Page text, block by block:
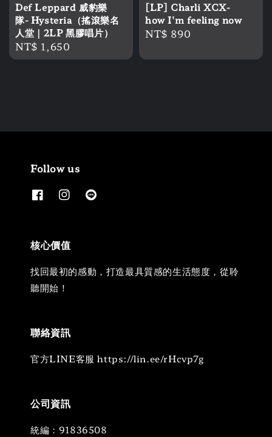
Def Leppard 威豹樂
隊- Hysteria（搖滾樂名
人堂｜2LP 黑膠唱片）
Regular
price
NT$ 1,650
[LP] Charli XCX-
how I'm feeling now
Regular
NT$ 890
Follow us
核心價值
找回最初的感動，打造最具質感的生活態度，從聆
聽開始！
聯絡資訊
官方LINE客服 https://lin.ee/rHcvp7g
公司資訊
統編：91836508